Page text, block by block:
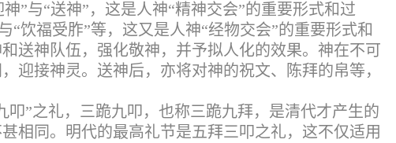
”与“送神”，这是人神“精神交会”的重要形式和过
“饮福受胙”等，这又是人神“经物交会”的重要形式和
送神队伍，强化敬神，并予拟人化的效果。神在不可
迎接神灵。送神后，亦将对神的祝文、陈拜的帛等，
叩”之礼，三跪九叩，也称三跪九拜，是清代才产生的
相同。明代的最高礼节是五拜三叩之礼，这不仅适用